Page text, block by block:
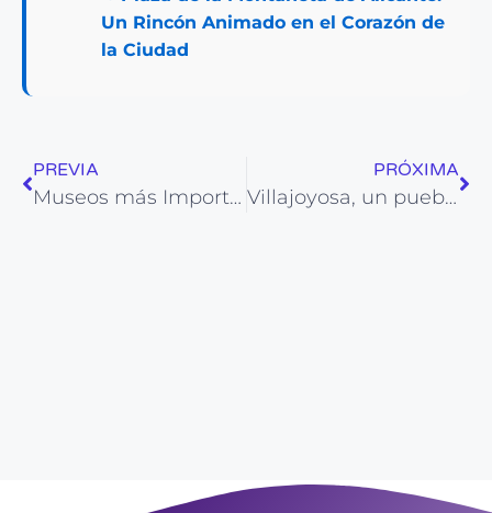
Un Rincón Animado en el Corazón de
la Ciudad
PREVIA
Museos más Importantes de Alicante
PRÓXIMA
Villajoyosa, un pueblo que te enamora